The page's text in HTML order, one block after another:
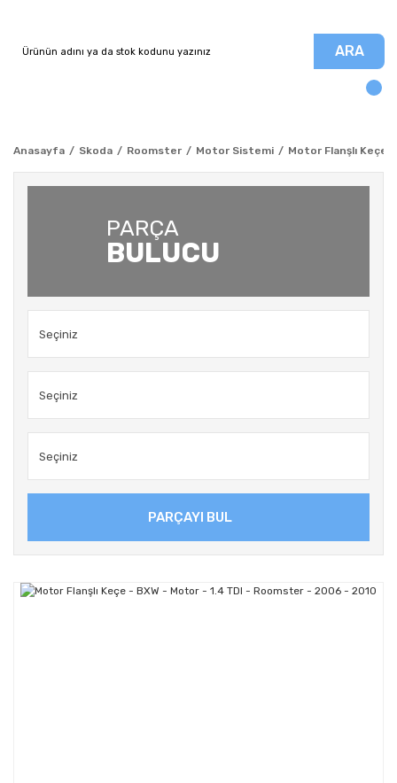
ARA
Anasayfa Skoda Roomster Motor Sistemi Motor Flanşlı Keçe
PARÇA
BULUCU
PARÇAYI BUL